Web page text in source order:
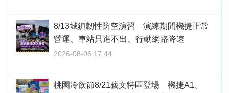
8/13城鎮韌性防空演習 演練期間機捷正常
營運、車站只進不出、行動網路降速
2026-08-06 17:44
桃園冷飲節8/21藝文特區登場 機捷A1、